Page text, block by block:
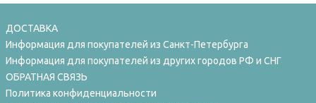
ДОСТАВКА
Информация для покупателей из Санкт-Петербурга
Информация для покупателей из других городов РФ и СНГ
ОБРАТНАЯ СВЯЗЬ
Политика конфиденциальности